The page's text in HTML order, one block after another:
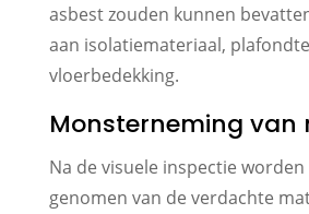
asbest zouden kunnen
aan isolatiemateriaal,
vloerbedekking.
Monsterneming van
Na de visuele inspectie
genomen van de verdachte